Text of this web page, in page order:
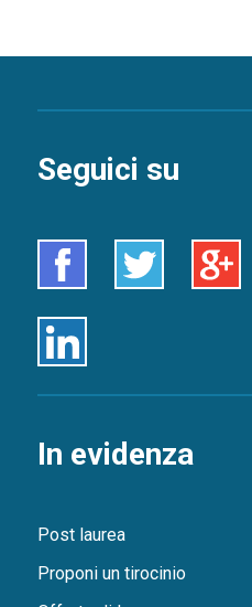
Seguici su
Facebook Twitter Google+
Linkedin
In evidenza
Post laurea
Proponi un tirocinio